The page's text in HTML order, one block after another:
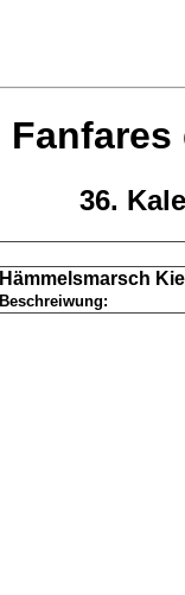
36.
Hämmelsmarsch
Beschreiwung: